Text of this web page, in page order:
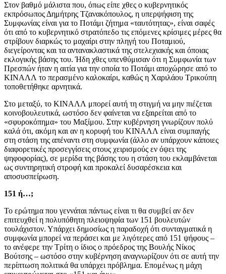
Στον βαθμό μάλιστα που, όπως είπε χθες ο κυβερνητικός
εκπρόσωπος Δημήτρης Τζανακόπουλος, η υπερψήφιση της
Συμφωνίας είναι για το Ποτάμι ζήτημα «ταυτότητας», είναι σαφές
ότι από το κυβερνητικό στρατόπεδο τις επόμενες κρίσιμες μέρες θα
στρίβουν διαρκώς το μαχαίρι στην πληγή του Ποταμιού,
διεγείροντας και τα αντανακλαστικά της στελεχιακής και όποιας
εκλογικής βάσης του. Ήδη χθες υπενθύμισαν ότι η Συμφωνία των
Πρεσπών ήταν η αιτία για την οποία το Ποτάμι αποχώρησε από το
ΚΙΝΑΛΛ το περασμένο καλοκαίρι, καθώς η Χαριλάου Τρικούπη
τοποθετήθηκε αρνητικά.
Στο μεταξύ, το ΚΙΝΑΛΛ μπορεί αυτή τη στιγμή να μην πιέζεται
κοινοβουλευτικά, ωστόσο δεν φαίνεται να εξαιρείται από το
«σφυροκόπημα» του Μαξίμου. Στην κυβέρνηση γνωρίζουν πολύ
καλά ότι, ακόμη και αν η κορυφή του ΚΙΝΑΛΛ είναι συμπαγής
στη στάση της απέναντι στη συμφωνία (άλλο αν υπάρχουν κάποιες
διαφορετικές προσεγγίσεις στους χειρισμούς εν όψει της
ψηφοφορίας), σε μερίδα της βάσης του η στάση του εκλαμβάνεται
ως συντηρητική στροφή και προκαλεί δυσαρέσκεια και
αποσυσπείρωση.
151 ή…;
Το ερώτημα που γεννάται πάντως είναι τι θα συμβεί αν δεν
επιτευχθεί η πολυπόθητη πλειοψηφία των 151 βουλευτών
τουλάχιστον. Υπάρχει δημοσίως η παραδοχή ότι συνταγματικά η
συμφωνία μπορεί να περάσει και με λιγότερες από 151 ψήφους –
το ανέφερε την Τρίτη ο ίδιος ο πρόεδρος της Βουλής Νίκος
Βούτσης – ωστόσο στην κυβέρνηση αναγνωρίζουν ότι σε αυτή την
περίπτωση πολιτικά θα υπάρχει πρόβλημα. Επομένως η μάχη